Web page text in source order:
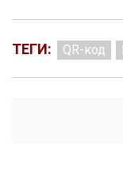
ТЕГИ: QR-код